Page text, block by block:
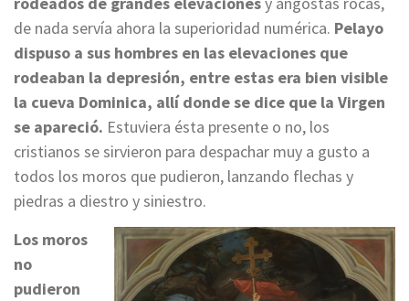
de nada servía ahora la superioridad numérica. Pelayo
dispuso a sus hombres en las elevaciones que
rodeaban la depresión, entre estas era bien visible
la cueva Dominica, allí donde se dice que la Virgen
se apareció. Estuviera ésta presente o no, los
cristianos se sirvieron para despachar muy a gusto a
todos los moros que pudieron, lanzando flechas y
piedras a diestro y siniestro.
Los moros
no
pudieron